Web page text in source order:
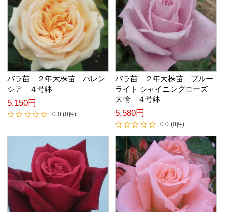
バラ苗 ２年大株苗 バレン
シア ４号鉢
5,150円
0.0 (0件)
バラ苗 ２年大株苗 ブルー
ライト シャイニングローズ
大輪 ４号鉢
5,580円
0.0 (0件)